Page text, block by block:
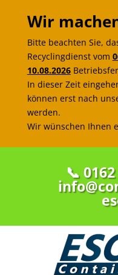
Wir
Bitte beachten Sie,
Recyclingdienst vom
10.08.2026
In dieser Zeit
können erst nach
werden.
Wir wünschen Ihnen
📞